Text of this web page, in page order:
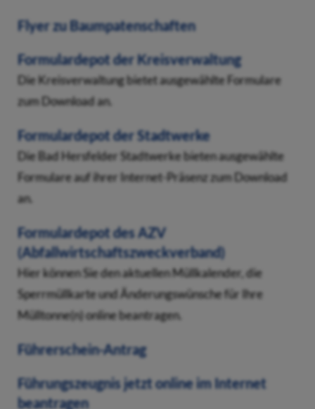
Flyer zu Baumpatenschaften
Formulardepot der Kreisverwaltung
Die Kreisverwaltung bietet ausgewählte Formulare
zum Download an.
Formulardepot der Stadtwerke
Die Bad Hersfelder Stadtwerke bieten ausgewählte
Formulare auf ihrer Internet-Präsenz zum Download
an.
Formulardepot des AZV
(Abfallwirtschaftszweckverband)
Hier können Sie den aktuellen Müllkalender, die
Sperrmüllkarte und Änderungswünsche für Ihre
Mülltonne(n) online beantragen.
Führerschein-Antrag
Führungszeugnis jetzt online im Internet
beantragen